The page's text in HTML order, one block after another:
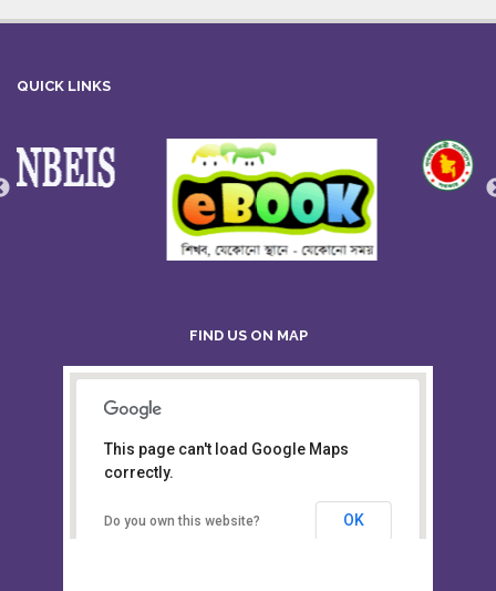
QUICK LINKS
Board of Intermediate &
Secondary Education, Alampur,
Sylhet
This page can't load Google Maps